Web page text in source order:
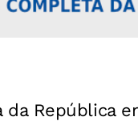
República